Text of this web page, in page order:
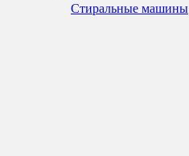
Стиральные машины